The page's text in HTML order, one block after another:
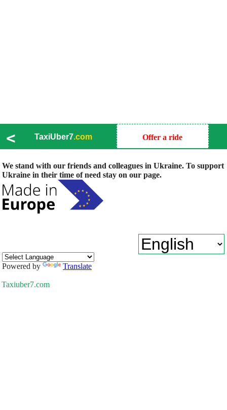
< TaxiUber7.com Offer a ride
We stand with our friends and colleagues in Ukraine. To support
Ukraine in their time of need stay on our page.
Powered by Translate
Taxiuber7.com